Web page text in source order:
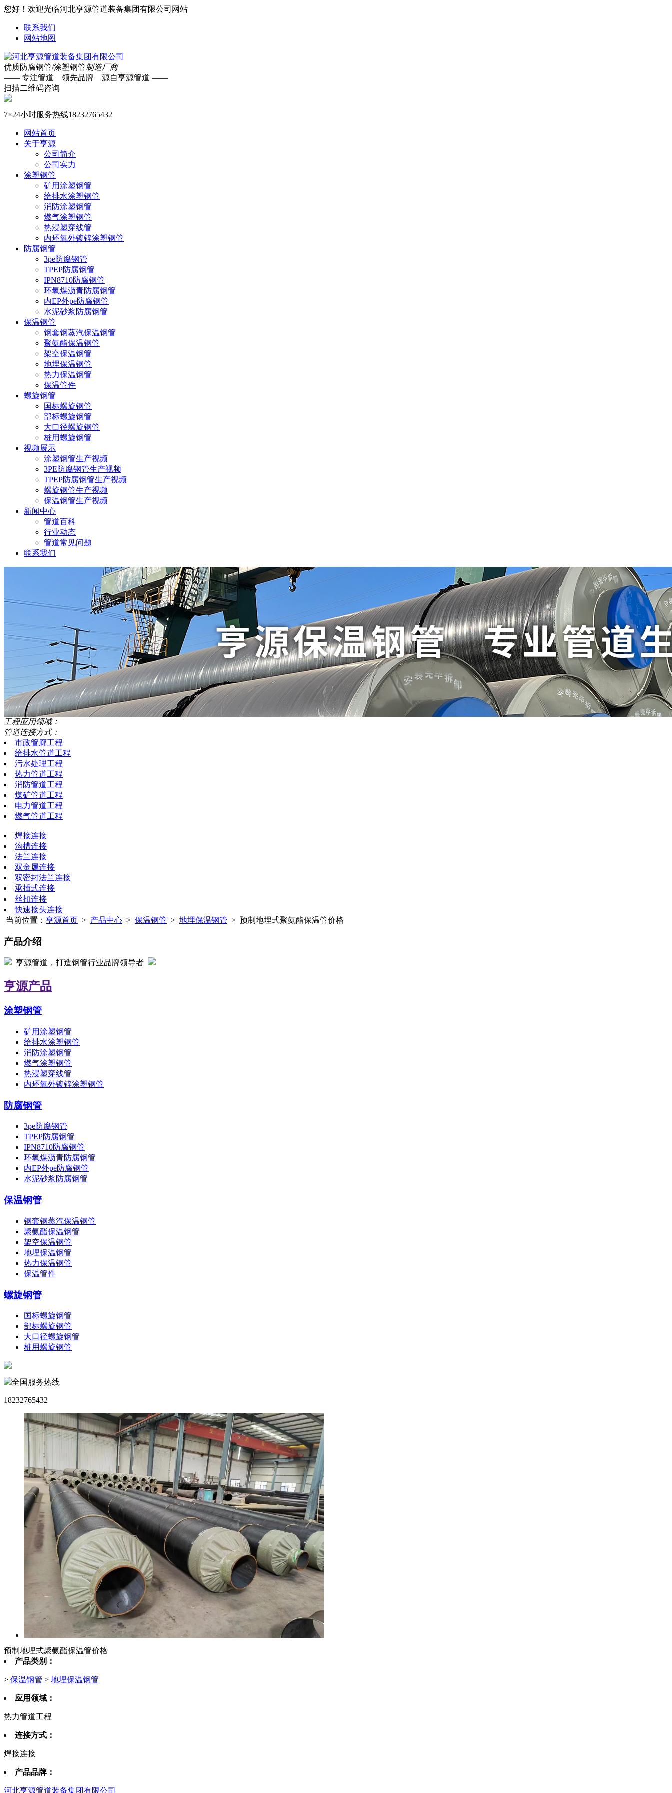
您好！欢迎光临河北亨源管道装备集团有限公司网站
联系我们
网站地图
优质防腐钢管/涂塑钢管制造厂商
—— 专注管道 领先品牌 源自亨源管道 ——
扫描二维码咨询
7×24小时服务热线18232765432
网站首页
关于亨源
公司简介
公司实力
涂塑钢管
矿用涂塑钢管
给排水涂塑钢管
消防涂塑钢管
燃气涂塑钢管
热浸塑穿线管
内环氧外镀锌涂塑钢管
防腐钢管
3pe防腐钢管
TPEP防腐钢管
IPN8710防腐钢管
环氧煤沥青防腐钢管
内EP外pe防腐钢管
水泥砂浆防腐钢管
保温钢管
钢套钢蒸汽保温钢管
聚氨酯保温钢管
架空保温钢管
地埋保温钢管
热力保温钢管
保温管件
螺旋钢管
国标螺旋钢管
部标螺旋钢管
大口径螺旋钢管
桩用螺旋钢管
视频展示
涂塑钢管生产视频
3PE防腐钢管生产视频
TPEP防腐钢管生产视频
螺旋钢管生产视频
保温钢管生产视频
新闻中心
管道百科
行业动态
管道常见问题
联系我们
工程应用领域：
管道连接方式：
市政管廊工程
给排水管道工程
污水处理工程
热力管道工程
消防管道工程
煤矿管道工程
电力管道工程
燃气管道工程
焊接连接
沟槽连接
法兰连接
双金属连接
双密封法兰连接
承插式连接
丝扣连接
快速接头连接
当前位置： 亨源首页 > 产品中心 > 保温钢管 > 地埋保温钢管 > 预制地埋式聚氨酯保温管价格
产品介绍
亨源管道，打造钢管行业品牌领导者
亨源产品
涂塑钢管
矿用涂塑钢管
给排水涂塑钢管
消防涂塑钢管
燃气涂塑钢管
热浸塑穿线管
内环氧外镀锌涂塑钢管
防腐钢管
3pe防腐钢管
TPEP防腐钢管
IPN8710防腐钢管
环氧煤沥青防腐钢管
内EP外pe防腐钢管
水泥砂浆防腐钢管
保温钢管
钢套钢蒸汽保温钢管
聚氨酯保温钢管
架空保温钢管
地埋保温钢管
热力保温钢管
保温管件
螺旋钢管
国标螺旋钢管
部标螺旋钢管
大口径螺旋钢管
桩用螺旋钢管
全国服务热线
18232765432
预制地埋式聚氨酯保温管价格
产品类别：
> 保温钢管 > 地埋保温钢管
应用领域：
热力管道工程
连接方式：
焊接连接
产品品牌：
河北亨源管道装备集团有限公司